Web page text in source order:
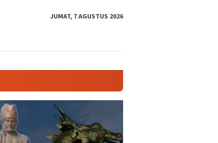
JUMAT, 7 AGUSTUS 2026